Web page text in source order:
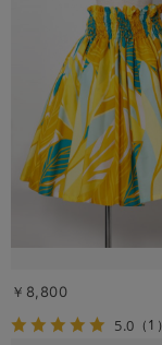
￥8,800
5.0 （1）